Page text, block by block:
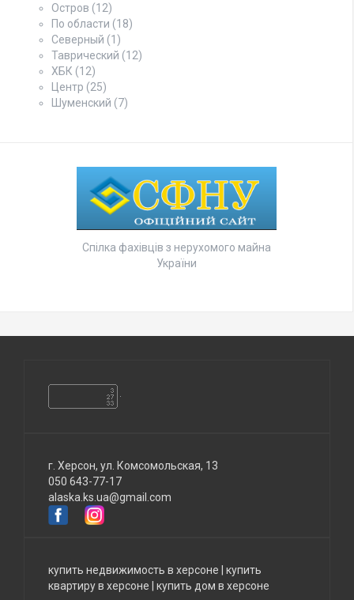
Остров (12)
По области (18)
Северный (1)
Таврический (12)
ХБК (12)
Центр (25)
Шуменский (7)
Спілка фахівців з нерухомого майна
України
г. Херсон, ул. Комсомольская, 13
050 643-77-17
alaska.ks.ua@gmail.com
купить недвижимость в херсоне
купить
квартиру в херсоне
купить дом в херсоне